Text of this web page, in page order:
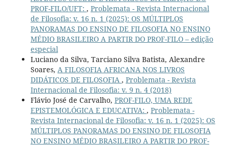
PROF-FILO/UFT: , Problemata - Revista Internacional
de Filosofia: v. 16 n. 1 (2025): OS MÚLTIPLOS
PANORAMAS DO ENSINO DE FILOSOFIA NO ENSINO
MÉDIO BRASILEIRO A PARTIR DO PROF-FILO – edição
especial
Luciano da Silva, Tarciano Silva Batista, Alexandre
Soares, A FILOSOFIA AFRICANA NOS LIVROS
DIDÁTICOS DE FILOSOFIA , Problemata - Revista
Internacional de Filosofia: v. 9 n. 4 (2018)
Flávio José de Carvalho, PROF-FILO, UMA REDE
EPISTEMOLÓGICA E EDUCATIVA: , Problemata -
Revista Internacional de Filosofia: v. 16 n. 1 (2025): OS
MÚLTIPLOS PANORAMAS DO ENSINO DE FILOSOFIA
NO ENSINO MÉDIO BRASILEIRO A PARTIR DO PROF-